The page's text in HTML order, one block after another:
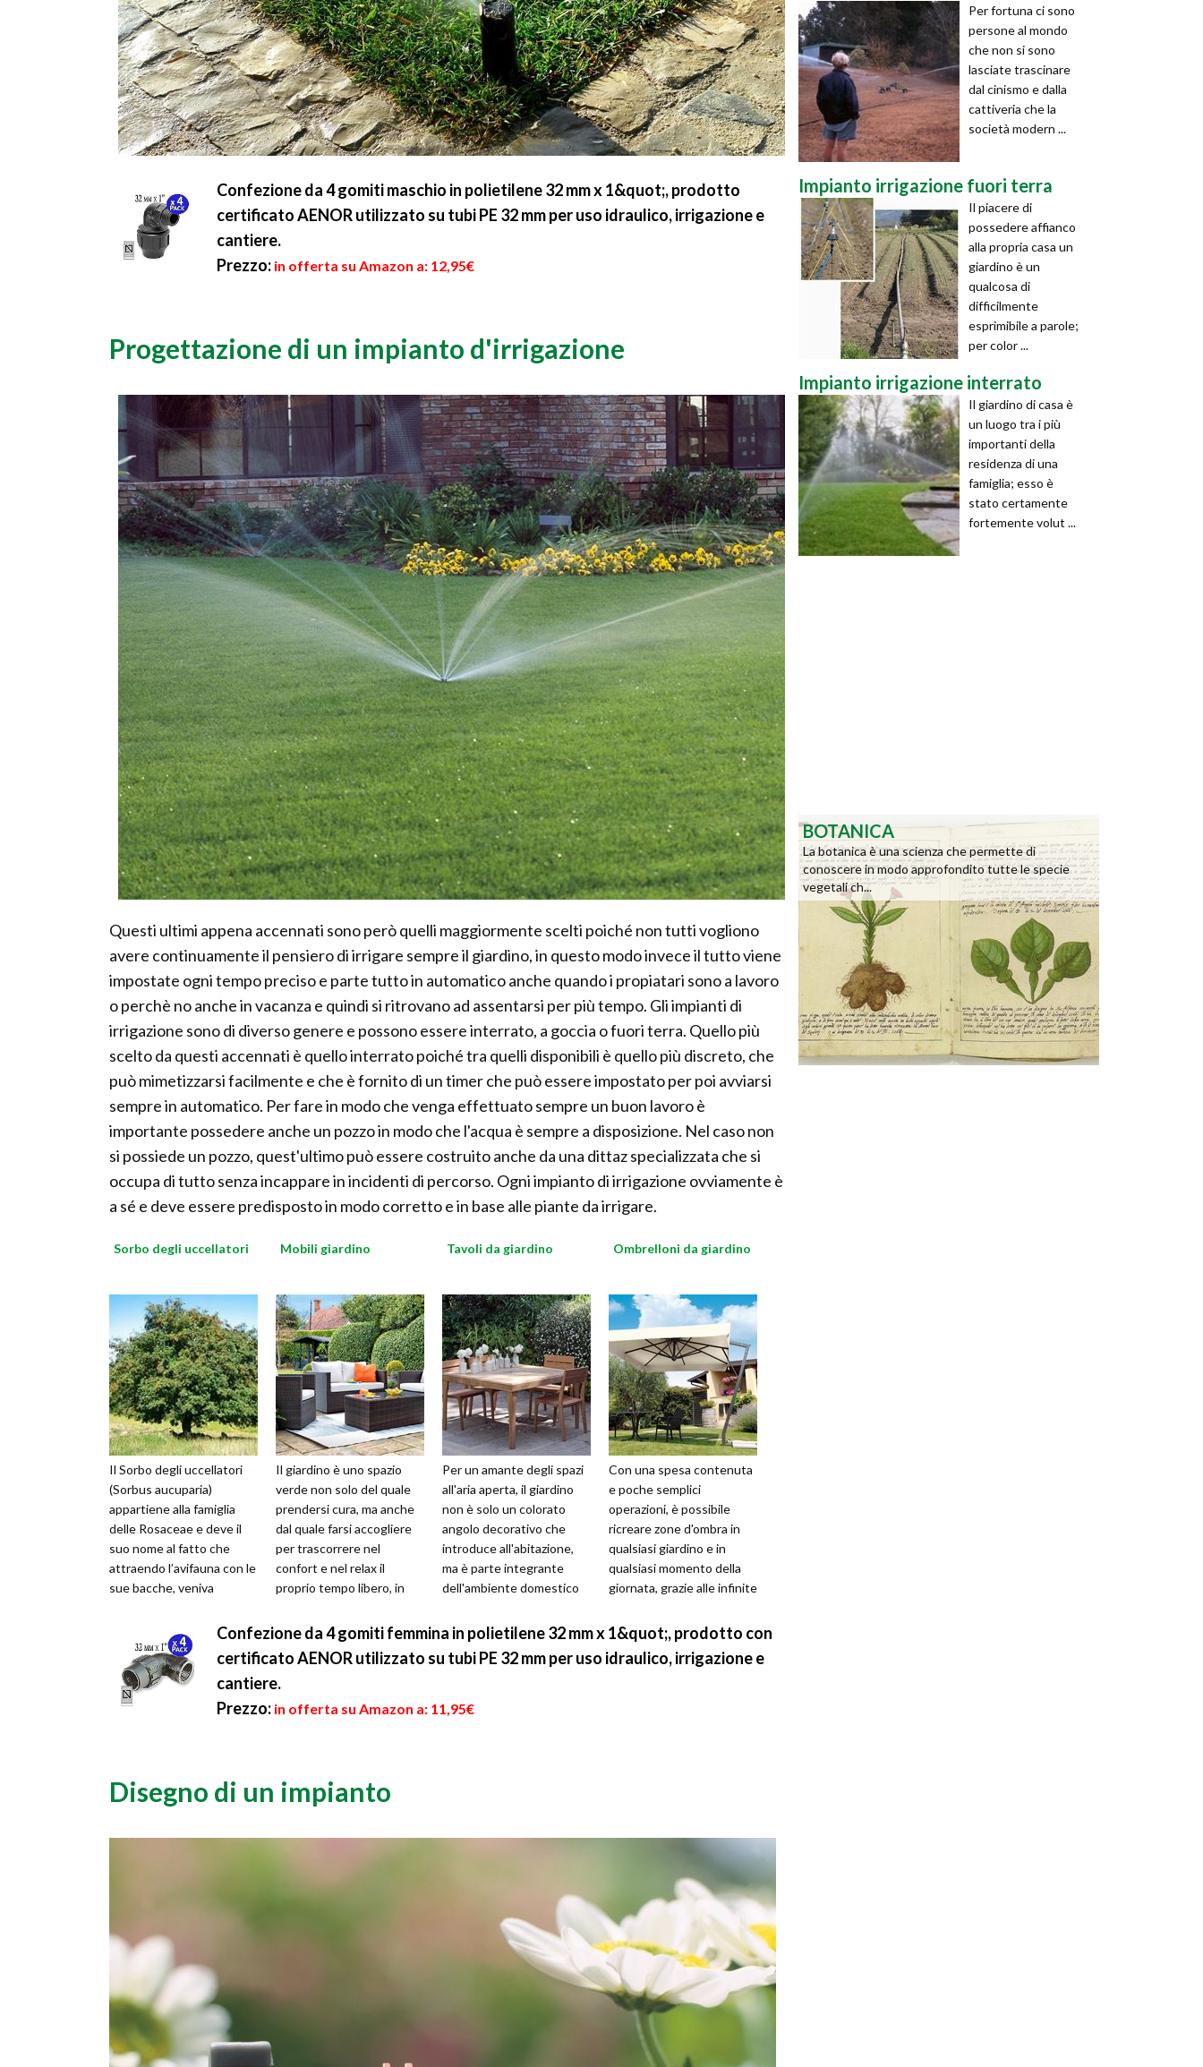
Confezione da 4 gomiti maschio in polietilene 32 mm x 1&quot;, prodotto
certificato AENOR utilizzato su tubi PE 32 mm per uso idraulico, irrigazione e
cantiere.
Prezzo: in offerta su Amazon a: 12,95€
Progettazione di un impianto d'irrigazione
Questi ultimi appena accennati sono però quelli maggiormente scelti poiché non tutti vogliono
avere continuamente il pensiero di irrigare sempre il giardino, in questo modo invece il tutto viene
impostate ogni tempo preciso e parte tutto in automatico anche quando i propiatari sono a lavoro
o perchè no anche in vacanza e quindi si ritrovano ad assentarsi per più tempo. Gli impianti di
irrigazione sono di diverso genere e possono essere interrato, a goccia o fuori terra. Quello più
scelto da questi accennati è quello interrato poiché tra quelli disponibili è quello più discreto, che
può mimetizzarsi facilmente e che è fornito di un timer che può essere impostato per poi avviarsi
sempre in automatico. Per fare in modo che venga effettuato sempre un buon lavoro è
importante possedere anche un pozzo in modo che l'acqua è sempre a disposizione. Nel caso non
si possiede un pozzo, quest'ultimo può essere costruito anche da una dittaz specializzata che si
occupa di tutto senza incappare in incidenti di percorso. Ogni impianto di irrigazione ovviamente è
a sé e deve essere predisposto in modo corretto e in base alle piante da irrigare.
Sorbo degli uccellatori
Il Sorbo degli uccellatori
(Sorbus aucuparia)
appartiene alla famiglia
delle Rosaceae e deve il
suo nome al fatto che
attraendo l’avifauna con le
sue bacche, veniva
Mobili giardino
Il giardino è uno spazio
verde non solo del quale
prendersi cura, ma anche
dal quale farsi accogliere
per trascorrere nel
confort e nel relax il
proprio tempo libero, in
e ri...
Tavoli da giardino
Per un amante degli spazi
all'aria aperta, il giardino
non è solo un colorato
angolo decorativo che
introduce all'abitazione,
ma è parte integrante
dell'ambiente domestico
...
Ombrelloni da giardino
Con una spesa contenuta
e poche semplici
operazioni, è possibile
ricreare zone d'ombra in
qualsiasi giardino e in
qualsiasi momento della
giornata, grazie alle infinite
presenti ...
Confezione da 4 gomiti femmina in polietilene 32 mm x 1&quot;, prodotto con
certificato AENOR utilizzato su tubi PE 32 mm per uso idraulico, irrigazione e
cantiere.
Prezzo: in offerta su Amazon a: 11,95€
Disegno di un impianto
Per fortuna ci sono
persone al mondo
che non si sono
lasciate trascinare
dal cinismo e dalla
cattiveria che la
società modern ...
Impianto irrigazione fuori terra
Il piacere di
possedere affianco
alla propria casa un
giardino è un
qualcosa di
difficilmente
esprimibile a parole;
per color ...
Impianto irrigazione interrato
Il giardino di casa è
un luogo tra i più
importanti della
residenza di una
famiglia; esso è
stato certamente
fortemente volut ...
BOTANICA
La botanica è una scienza che permette di
conoscere in modo approfondito tutte le specie
vegetali ch...